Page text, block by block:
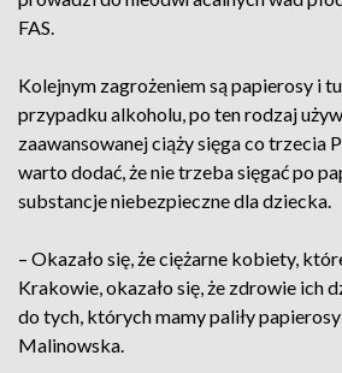
FAS.
Kolejnym zagrożeniem są papierosy i
przypadku alkoholu, po ten rodzaj
zaawansowanej ciąży sięga co trzecia
warto dodać, że nie trzeba sięgać po
substancje niebezpieczne dla dziecka.
– Okazało się, że ciężarne kobiety,
Krakowie, okazało się, że zdrowie ich
do tych, których mamy paliły
Malinowska.